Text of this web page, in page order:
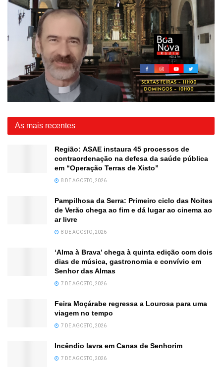
As mais recentes
Região: ASAE instaura 45 processos de
contraordenação na defesa da saúde pública
em “Operação Terras de Xisto”
8 DE AGOSTO, 2026
Pampilhosa da Serra: Primeiro ciclo das Noites
de Verão chega ao fim e dá lugar ao cinema ao
ar livre
8 DE AGOSTO, 2026
‘Alma à Brava’ chega à quinta edição com dois
dias de música, gastronomia e convívio em
Senhor das Almas
7 DE AGOSTO, 2026
Feira Moçárabe regressa a Lourosa para uma
viagem no tempo
7 DE AGOSTO, 2026
Incêndio lavra em Canas de Senhorim
7 DE AGOSTO, 2026